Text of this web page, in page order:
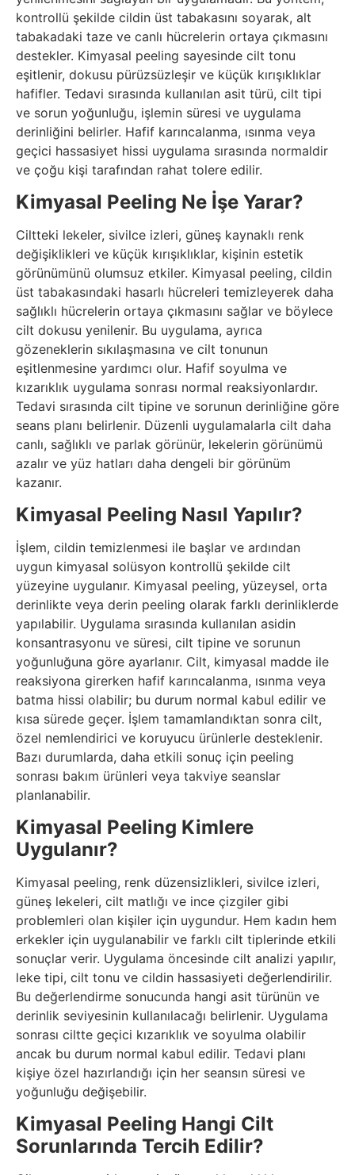
kontrollü şekilde cildin üst tabakasını soyarak, alt
tabakadaki taze ve canlı hücrelerin ortaya çıkmasını
destekler. Kimyasal peeling sayesinde cilt tonu
eşitlenir, dokusu pürüzsüzleşir ve küçük kırışıklıklar
hafifler. Tedavi sırasında kullanılan asit türü, cilt tipi
ve sorun yoğunluğu, işlemin süresi ve uygulama
derinliğini belirler. Hafif karıncalanma, ısınma veya
geçici hassasiyet hissi uygulama sırasında normaldir
ve çoğu kişi tarafından rahat tolere edilir.
Kimyasal Peeling Ne İşe Yarar?
Ciltteki lekeler, sivilce izleri, güneş kaynaklı renk
değişiklikleri ve küçük kırışıklıklar, kişinin estetik
görünümünü olumsuz etkiler. Kimyasal peeling, cildin
üst tabakasındaki hasarlı hücreleri temizleyerek daha
sağlıklı hücrelerin ortaya çıkmasını sağlar ve böylece
cilt dokusu yenilenir. Bu uygulama, ayrıca
gözeneklerin sıkılaşmasına ve cilt tonunun
eşitlenmesine yardımcı olur. Hafif soyulma ve
kızarıklık uygulama sonrası normal reaksiyonlardır.
Tedavi sırasında cilt tipine ve sorunun derinliğine göre
seans planı belirlenir. Düzenli uygulamalarla cilt daha
canlı, sağlıklı ve parlak görünür, lekelerin görünümü
azalır ve yüz hatları daha dengeli bir görünüm
kazanır.
Kimyasal Peeling Nasıl Yapılır?
İşlem, cildin temizlenmesi ile başlar ve ardından
uygun kimyasal solüsyon kontrollü şekilde cilt
yüzeyine uygulanır. Kimyasal peeling, yüzeysel, orta
derinlikte veya derin peeling olarak farklı derinliklerde
yapılabilir. Uygulama sırasında kullanılan asidin
konsantrasyonu ve süresi, cilt tipine ve sorunun
yoğunluğuna göre ayarlanır. Cilt, kimyasal madde ile
reaksiyona girerken hafif karıncalanma, ısınma veya
batma hissi olabilir; bu durum normal kabul edilir ve
kısa sürede geçer. İşlem tamamlandıktan sonra cilt,
özel nemlendirici ve koruyucu ürünlerle desteklenir.
Bazı durumlarda, daha etkili sonuç için peeling
sonrası bakım ürünleri veya takviye seanslar
planlanabilir.
Kimyasal Peeling Kimlere
Uygulanır?
Kimyasal peeling, renk düzensizlikleri, sivilce izleri,
güneş lekeleri, cilt matlığı ve ince çizgiler gibi
problemleri olan kişiler için uygundur. Hem kadın hem
erkekler için uygulanabilir ve farklı cilt tiplerinde etkili
sonuçlar verir. Uygulama öncesinde cilt analizi yapılır,
leke tipi, cilt tonu ve cildin hassasiyeti değerlendirilir.
Bu değerlendirme sonucunda hangi asit türünün ve
derinlik seviyesinin kullanılacağı belirlenir. Uygulama
sonrası ciltte geçici kızarıklık ve soyulma olabilir
ancak bu durum normal kabul edilir. Tedavi planı
kişiye özel hazırlandığı için her seansın süresi ve
yoğunluğu değişebilir.
Kimyasal Peeling Hangi Cilt
Sorunlarında Tercih Edilir?